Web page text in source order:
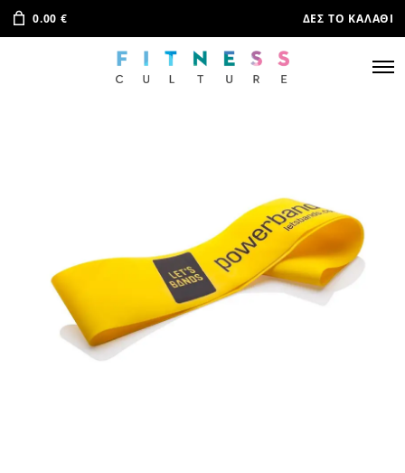
0.00 € ΔΕΣ ΤΟ ΚΑΛΆΘΙ